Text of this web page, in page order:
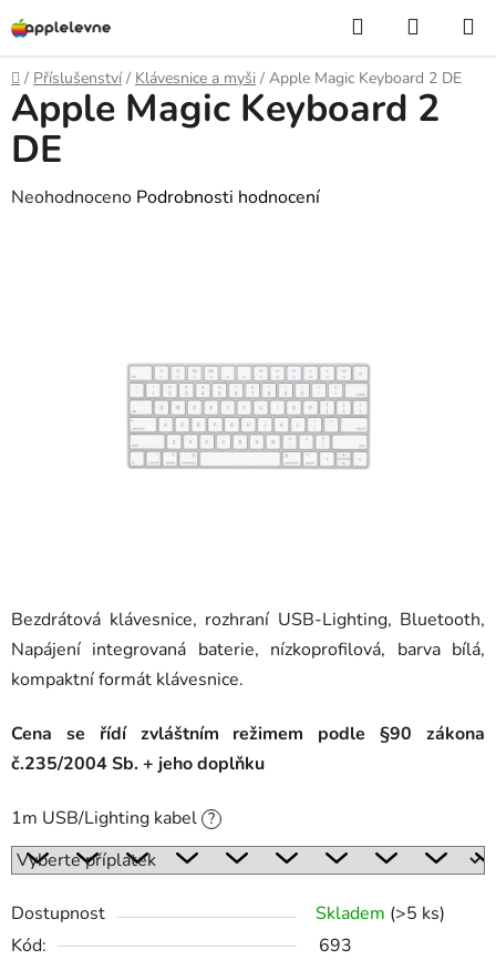
na
obsah
Hledat
KOŠÍK
Domů
/ Příslušenství / Klávesnice a myši / Apple Magic Keyboard 2 DE
Bezdrátová klávesnice, rozhraní USB-Lighting, Bluetooth,
Napájení integrovaná baterie, nízkoprofilová, barva bílá,
kompaktní formát klávesnice.
Cena se řídí zvláštním režimem podle §90 zákona
č.235/2004 Sb. + jeho doplňku
1m USB/Lighting kabel ?
Dostupnost Skladem (>5 ks)
Kód:
693
Apple Magic Keyboard 2
DE
Průměrné
Neohodnoceno Podrobnosti hodnocení